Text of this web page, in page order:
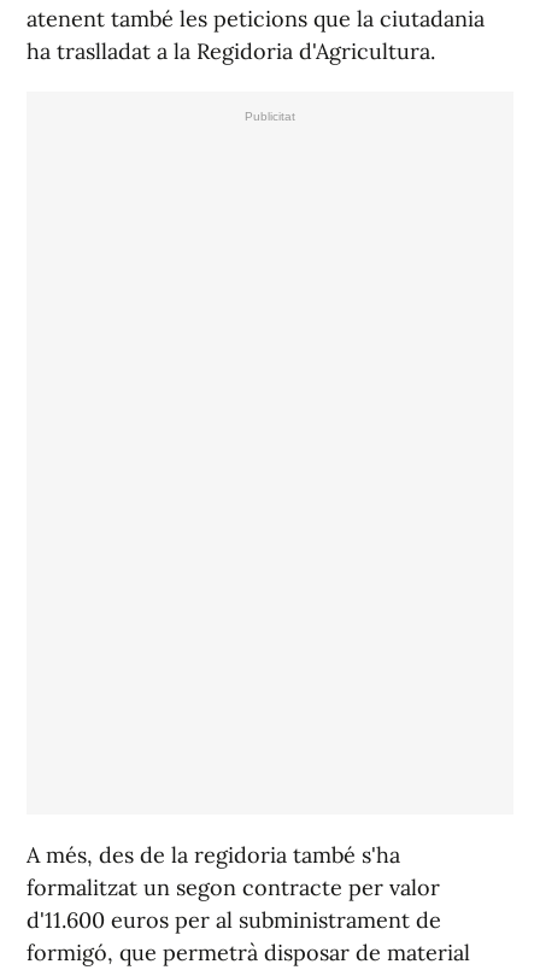
atenent també les peticions que la ciutadania
ha traslladat a la Regidoria d'Agricultura.
A més, des de la regidoria també s'ha
formalitzat un segon contracte per valor
d'11.600 euros per al subministrament de
formigó, que permetrà disposar de material